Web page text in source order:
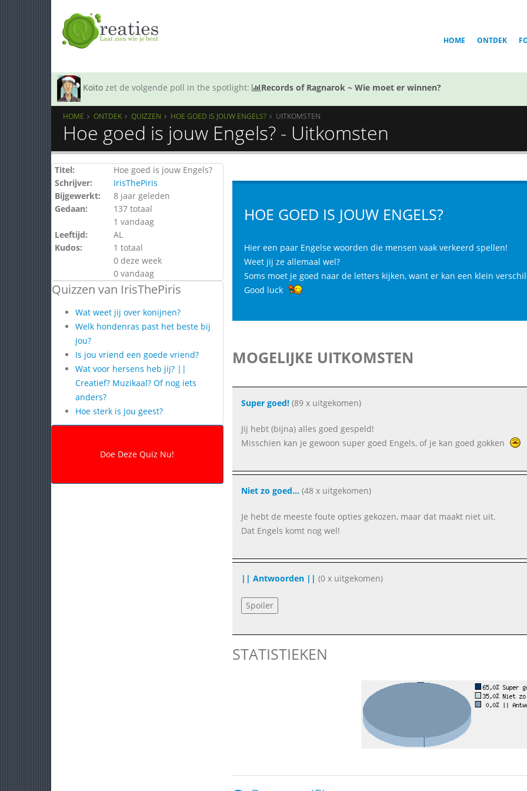
HOME ONTDEK
Koito zet de volgende poll in the spotlight: Records of Ragnarok ~ Wie moet er winnen?
HOME ONTDEK QUIZZEN HOE GOED IS JOUW ENGELS? UITKOMSTEN
Hoe goed is jouw Engels? - Uitkomsten
Titel:
Hoe goed is jouw Engels?
Schrijver:
IrisThePiris
Bijgewerkt:
8 jaar geleden
Gedaan:
137 totaal
1 vandaag
Leeftijd:
AL
Kudos:
1 totaal
0 deze week
0 vandaag
Quizzen van IrisThePiris
Wat weet jij over konijnen?
Welk hondenras past het beste bij
jou?
Is jou vriend een goede vriend?
Wat voor hersens heb jij? ||
Creatief? Muzikaal? Of nog iets
anders?
Hoe sterk is jou geest?
HOE GOED IS JOUW ENGELS?
Hier een paar Engelse woorden die mensen vaak verkeerd spellen!
Weet jij ze allemaal wel?
Soms moet je goed naar de letters kijken, want er kan een klein
Good luck
MOGELIJKE UITKOMSTEN
Super goed!(89 x uitgekomen)
Jij hebt (bijna) alles goed gespeld!
Misschien kan je gewoon super goed Engels, of je kan goed gokken
Niet zo goed...(48 x uitgekomen)
Je hebt de meeste foute opties gekozen, maar dat maakt niet uit.
Dat Engels komt nog wel!
|| Antwoorden || (0 x uitgekomen)
STATISTIEKEN